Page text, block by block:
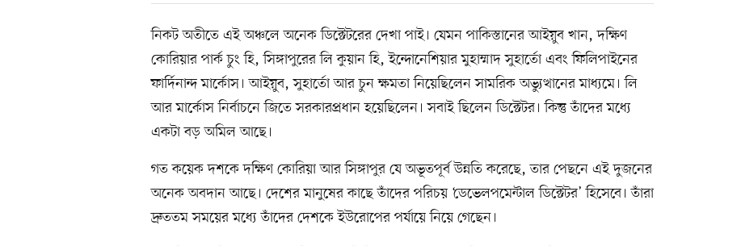
নিকট অতীতে এই অঞ্চলে অনেক ডিক্টেটরের দেখা পাই। যেমন পাকিস্তানের আইয়ুব খান, দক্ষিণ
কোরিয়ার পার্ক চুং হি, সিঙ্গাপুরের লি কুয়ান হি, ইন্দোনেশিয়ার মুহাম্মাদ সুহার্তো এবং ফিলিপাইনের
ফার্দিনান্দ মার্কোস। আইয়ুব, সুহার্তো আর চুন ক্ষমতা নিয়েছিলেন সামরিক অভ্যুত্থানের মাধ্যমে। লি
আর মার্কোস নির্বাচনে জিতে সরকারপ্রধান হয়েছিলেন। সবাই ছিলেন ডিক্টেটর। কিন্তু তাঁদের মধ্যে
একটা বড় অমিল আছে।
গত কয়েক দশকে দক্ষিণ কোরিয়া আর সিঙ্গাপুর যে অভূতপূর্ব উন্নতি করেছে, তার পেছনে এই দুজনের
অনেক অবদান আছে। দেশের মানুষের কাছে তাঁদের পরিচয় ‘ডেভেলপমেন্টাল ডিক্টেটর’ হিসেবে। তাঁরা
দ্রুততম সময়ের মধ্যে তাঁদের দেশকে ইউরোপের পর্যায়ে নিয়ে গেছেন।